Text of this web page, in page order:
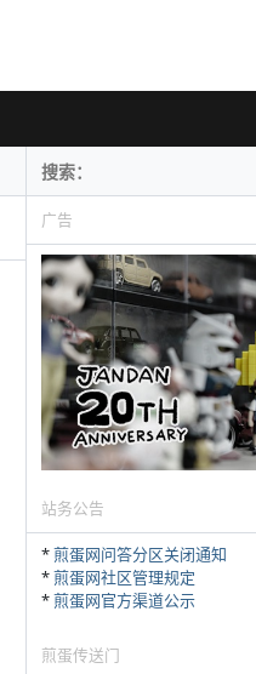
广告
站务公告
*煎蛋网问答分区关闭通知
*煎蛋网社区管理规定
*煎蛋网官方渠道公示
煎蛋传送门